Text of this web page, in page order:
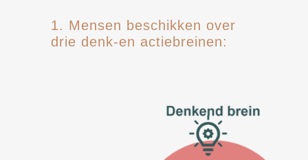
1. Mensen beschikken over
drie denk-en actiebreinen: